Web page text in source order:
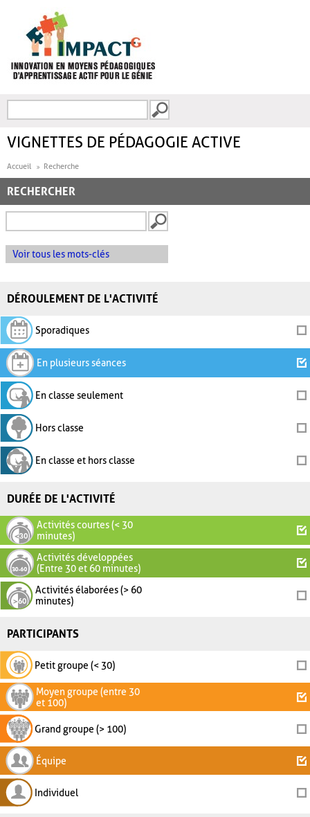
FORMULAIRE DE
VIGNETTES DE PÉDAGOGIE ACTIVE
Accueil Recherche
RECHERCHER
Voir tous les mots-clés
DÉROULEMENT DE L'ACTIVITÉ
Sporadiques
En plusieurs séances
En classe seulement
Hors classe
En classe et hors classe
DURÉE DE L'ACTIVITÉ
Activités courtes (< 30
minutes)
Activités développées
(Entre 30 et 60 minutes)
Activités élaborées (> 60
minutes)
PARTICIPANTS
Petit groupe (< 30)
Moyen groupe (entre 30
et 100)
Grand groupe (> 100)
Équipe
Individuel